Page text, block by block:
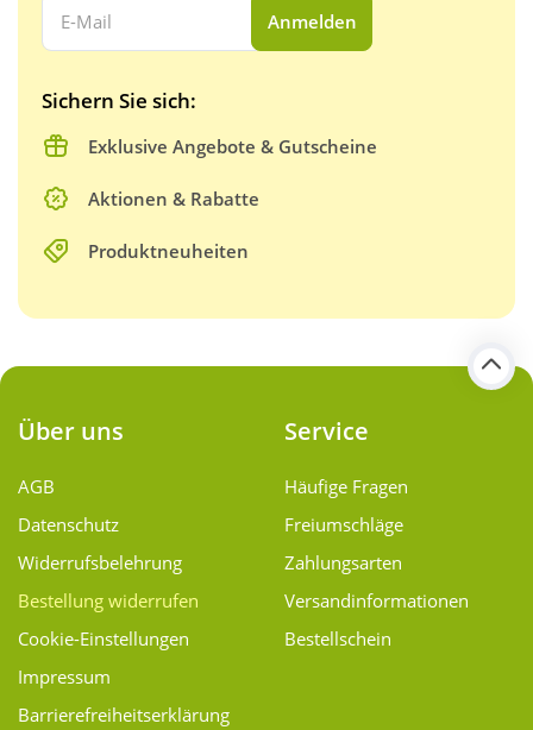
Anmelden
Sichern Sie sich:
Exklusive Angebote & Gutscheine
Aktionen & Rabatte
Produktneuheiten
Über uns
AGB
Datenschutz
Widerrufsbelehrung
Bestellung widerrufen
Cookie-Einstellungen
Impressum
Barrierefreiheitserklärung
Service
Häufige Fragen
Freiumschläge
Zahlungsarten
Versand­informationen
Bestellschein